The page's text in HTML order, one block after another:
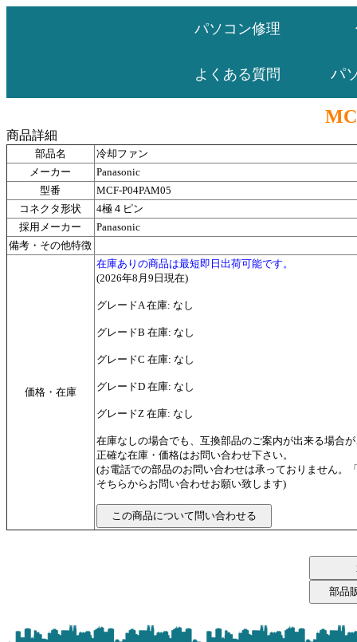
パソコン修理
よくある質問 パ
商品詳細
部品名
冷却ファン
メーカー
Panasonic
型番
MCF-P04PAM05
コネクタ形状
4極４ピン
採用メーカー
Panasonic
備考・その他特徴
価格・在庫
在庫ありの商品は最短即日出荷可能です。
(2026年8月9日現在)
グレードA 在庫: なし
グレードB 在庫: なし
グレードC 在庫: なし
グレードD 在庫: なし
グレードZ 在庫: なし
在庫なしの場合でも、互換部品のご案内が出来る場合
正確な在庫・価格はお問い合わせ下さい。
(お電話での部品のお問い合わせは承っておりません。
そちらからお問い合わせお願い致します)